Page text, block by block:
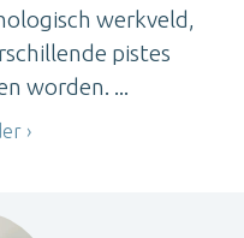
werkveld,
pistes
worden. ...